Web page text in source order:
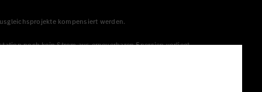
kompensiert werden.
noch kein Strom aus erneuerbaren Energien vorliegt,